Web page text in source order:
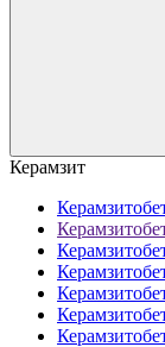
Керамзит